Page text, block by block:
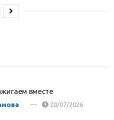
вместе
20/07/2026